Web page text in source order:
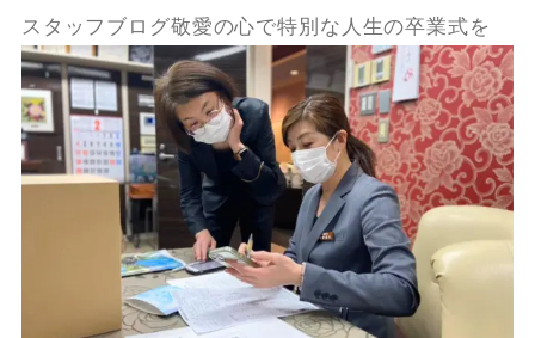
スタッフブログ敬愛の心で特別な人生の卒業式を